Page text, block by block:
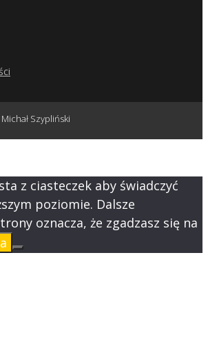
Szypliński
z ciasteczek aby świadczyć
poziomie. Dalsze
oznacza, że zgadzasz się na